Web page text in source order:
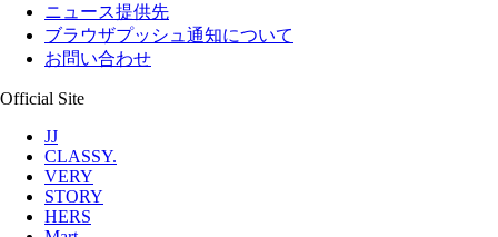
ニュース提供先
ブラウザプッシュ通知について
お問い合わせ
Official Site
JJ
CLASSY.
VERY
STORY
HERS